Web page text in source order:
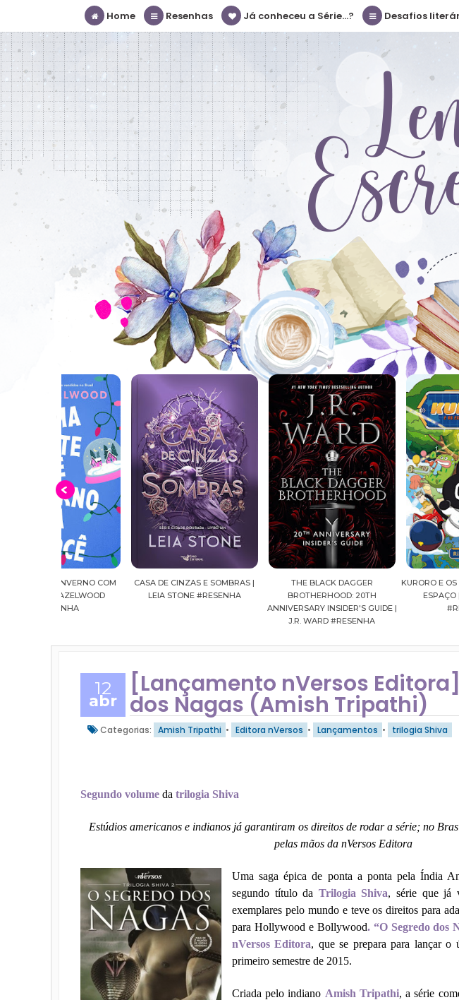
Home Resenhas Já conheceu a Série...? Desafios
CASA DE CINZAS E SOMBRAS |
LEIA STONE #RESENHA
THE BLACK DAGGER
BROTHERHOOD: 20TH
ANNIVERSARY INSIDER'S GUIDE |
J.R. WARD #RESENHA
KURORO E OS
ESPAÇO | RIHITO UCHU
#RESENHA
12
abr
[Lançamento nVersos
dos Nagas (Amish Tripathi)
Categorias: Amish Tripathi • Editora nVersos • Lançamentos • trilogia Shiva
Segundo volume da trilogia Shiva
Estúdios americanos e indianos já garantiram os direitos de rodar a série; no
pelas mãos da nVersos Editora
Uma saga épica de ponta a ponta pela Índia
segundo título da Trilogia Shiva, série que já
exemplares pelo mundo e teve os direitos para
para Hollywood e Bollywood. “O Segredo dos
nVersos Editora, que se prepara para lançar
primeiro semestre de 2015.
Criada pelo indiano Amish Tripathi, a série